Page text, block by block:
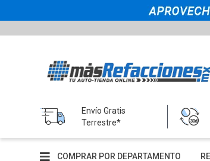
Envío Gratis
Terrestre*
COMPRAR POR DEPARTAMENTO